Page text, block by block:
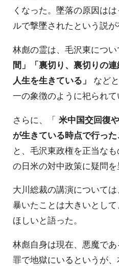
くなった。墜落の原因は
ルで撃墜されたという説が
林彪の霊は、毛沢東につい
間」「裏切り、裏切りの
人生を生きている」
など
一の象徴のように祀られて
さらに、「 米中国交回復
が生きている時点で行っ
と、毛沢東政権を正当な
の日米の対中政策に疑問を
大川総裁の講演について
暴いたことは大きいとし
ほしいと語った。
林彪自身は現在、悪魔で
罪で地獄にいるというが